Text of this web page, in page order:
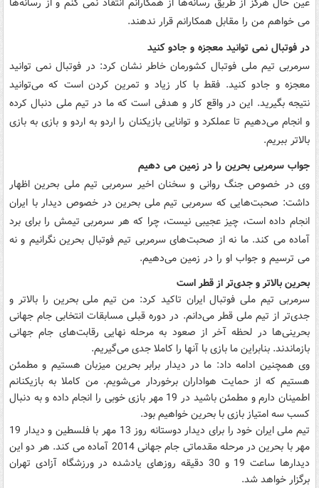
می خواهم من را مقابل همکارانم قرار ندهند.
در فوتبال نمی توانید معجزه و جادو کنید
سرمربی تیم ملی فوتبال کشورمان خاطر نشان کرد: در فوتبال نمی توانید
معجزه و جادو کنید. فقط با کار زیاد و تمرین کردن است که می‌توانید
نتیجه بگیرید. این در واقع کار و هدفی است که ما در تیم ملی دنبال کرده
و انجام می‌دهیم تا عملکرد و توانایی بازیکنان را اردو به اردو و بازی به بازی
بالاتر ببریم.
جواب سرمربی بحرین را در زمین می دهیم
وی در خصوص جنگ روانی و سخنان اخیر سرمربی تیم ملی بحرین اظهار
داشت:‌ صحبت‌هایی که سرمربی تیم ملی بحرین در خصوص دیدار با ایران
انجام داده است، چیز عجیبی نیست، چرا که هر سرمربی تیمش را برای برد
آماده می کند. ما نه از صحبت‌های سرمربی تیم فوتبال بحرین نگرانیم و نه
می ترسیم و جواب او را در زمین می‌دهیم.
بحرین بالاتر و جدی‌تر از قطر است
سرمربی تیم ملی فوتبال ایران تاکید کرد:‌ من تیم ملی بحرین را بالاتر و
جدی‌تر از تیم ملی قطر می‌دانم. در دوره قبلی مسابقات انتخابی جام جهانی
بحرینی‌ها در لحظه آخر از صعود به مرحله نهایی رقابت‌های جام جهانی
بازماندند. بنابراین ما بازی با آنها را کاملا جدی می‌گیریم.
وی همچنین ادامه داد: ما در دیدار برابر بحرین میزبان هستیم و مطمئن
هستیم که از حمایت هواداران برخوردار می‌شویم. من کاملا به بازیکنانم
اطمینان دارم و مطمئن باشید در 19 مهر بازی خوبی را انجام داده و به دنبال
کسب سه امتیاز بازی با بحرین خواهیم بود.
تیم ملی ایران خود را برای دیدار دوستانه روز 13 مهر با فلسطین و دیدار 19
مهر با بحرین در مرحله مقدماتی جام جهانی 2014 آماده می کند. هر دو این
دیدارها ساعت 19 و 30 دقیقه روزهای یادشده در ورزشگاه آزادی تهران
برگزار خواهد شد.